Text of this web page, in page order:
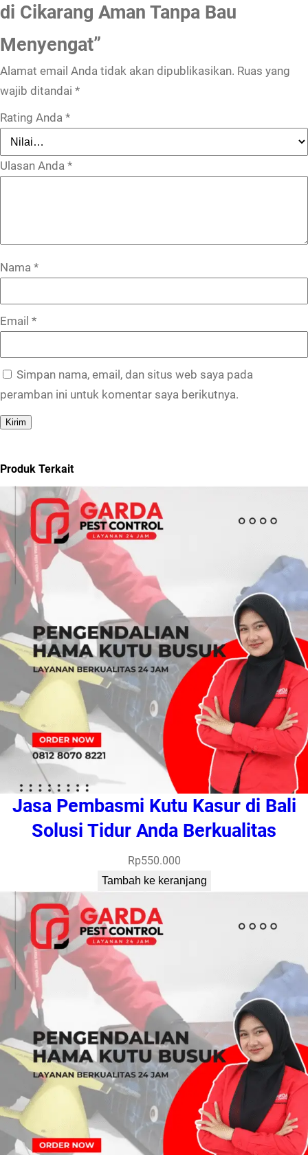
di Cikarang Aman Tanpa Bau
Menyengat”
Alamat email Anda tidak akan dipublikasikan. Ruas yang
wajib ditandai *
Rating Anda *
Ulasan Anda *
Nama *
Email *
Simpan nama, email, dan situs web saya pada
peramban ini untuk komentar saya berikutnya.
Produk Terkait
Jasa Pembasmi Kutu Kasur di Bali
Solusi Tidur Anda Berkualitas
Rp550.000
Tambah ke keranjang